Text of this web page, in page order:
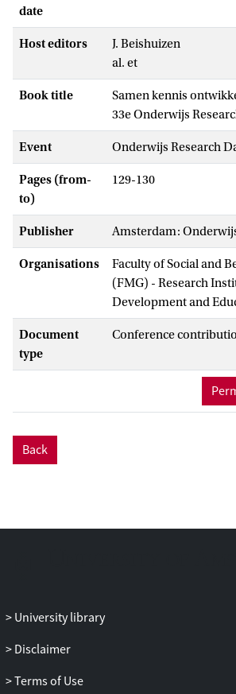
date
Host editors
J. Beishuizen
al. et
Book title
Samen kennis
33e Onderwijs
Event Onderwijs Research
Pages (from-
to)
129-130
Publisher Amsterdam:
Organisations
Faculty of Social and
(FMG) - Research
Development and
Document
type
Conference
Back
University library
Disclaimer
Terms of Use